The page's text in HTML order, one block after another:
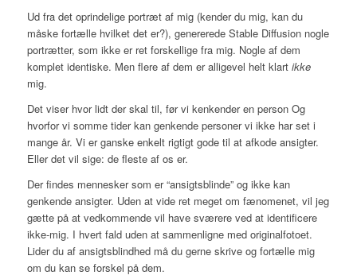
Ud fra det oprindelige portræt af mig (kender du mig, kan du
måske fortælle hvilket det er?), genererede Stable Diffusion nogle
portrætter, som ikke er ret forskellige fra mig. Nogle af dem
komplet identiske. Men flere af dem er alligevel helt klart ikke
mig.
Det viser hvor lidt der skal til, før vi kenkender en person Og
hvorfor vi somme tider kan genkende personer vi ikke har set i
mange år. Vi er ganske enkelt rigtigt gode til at afkode ansigter.
Eller det vil sige: de fleste af os er.
Der findes mennesker som er “ansigtsblinde” og ikke kan
genkende ansigter. Uden at vide ret meget om fænomenet, vil jeg
gætte på at vedkommende vil have sværere ved at identificere
ikke-mig. I hvert fald uden at sammenligne med originalfotoet.
Lider du af ansigtsblindhed må du gerne skrive og fortælle mig
om du kan se forskel på dem.